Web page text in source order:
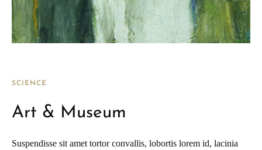
SCIENCE
Art & Museum
Suspendisse sit amet tortor convallis, lobortis lorem id, lacinia